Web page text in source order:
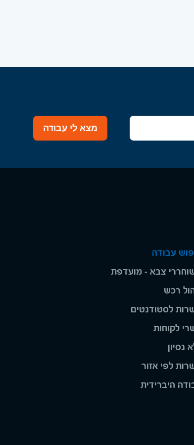
מצא לי עבודה
עבודה
צבא - מועדפת
רכש
לסטודנטים
לקוחות
נסיון
לפי אזור
היברידית